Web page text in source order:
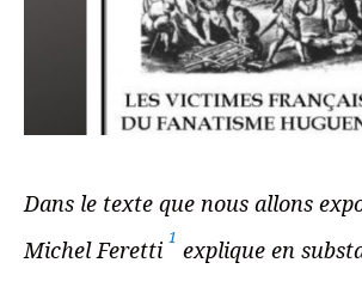
Dans le texte que nous allons
Michel Feretti 1 explique en